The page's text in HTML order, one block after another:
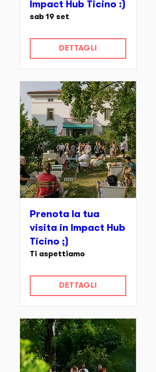
Impact Hub Ticino :)
sab 19 set
DETTAGLI
Prenota la tua
visita in Impact Hub
Ticino ;)
Ti aspettiamo
DETTAGLI